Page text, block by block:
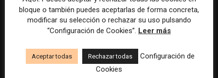
encontraron los lectores a Arepita? Y hoy, en el
contexto actual que vive Venezuela (las
elecciones presidenciales están previstas para el
boletín?
bloque o también puedes aceptarlas de forma concreta,
modificar su selección o rechazar su uso pulsando
“Configuración de Cookies”. Leer más
Aceptar todas Rechazar todas
Configuración de
Cookies